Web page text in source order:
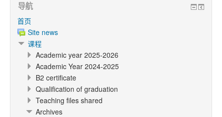
导航
首页
Site news
课程
Academic year 2025-2026
Academic Year 2024-2025
B2 certificate
Qualification of graduation
Teaching files shared
Archives